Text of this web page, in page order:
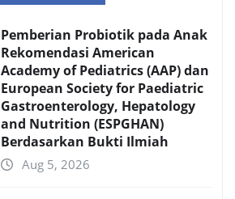
Pemberian Probiotik pada Anak
Rekomendasi American
Academy of Pediatrics (AAP) dan
European Society for Paediatric
Gastroenterology, Hepatology
and Nutrition (ESPGHAN)
Berdasarkan Bukti Ilmiah
Aug 5, 2026